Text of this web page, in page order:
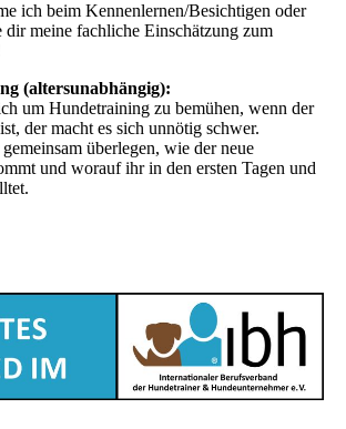
ich beim Kennenlernen/Besichtigen oder
meine fachliche Einschätzung zum
(altersunabhängig):
um Hundetraining zu bemühen, wenn der
der macht es sich unnötig schwer.
überlegen, wie der neue
und worauf ihr in den ersten Tagen und